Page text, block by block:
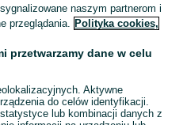
naszym partnerom i
przeglądania. Polityka cookies,
przetwarzamy dane w celu
Aktywne
do celów identyfikacji.
lub kombinacji danych z